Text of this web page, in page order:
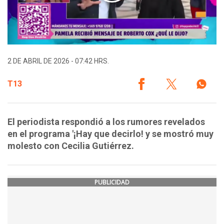
2 DE ABRIL DE 2026 - 07:42 HRS.
T13
El periodista respondió a los rumores revelados
en el programa '¡Hay que decirlo! y se mostró muy
molesto con Cecilia Gutiérrez.
PUBLICIDAD